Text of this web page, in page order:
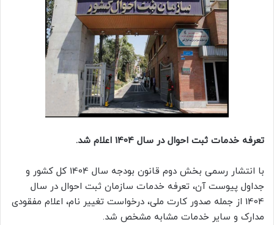
تعرفه خدمات ثبت احوال در سال 1404 اعلام شد.
با انتشار رسمی بخش دوم قانون بودجه سال 1404 کل کشور و
جداول پیوست آن، تعرفه‌ خدمات سازمان ثبت احوال در سال
1404 از جمله صدور کارت ملی، درخواست تغییر نام، اعلام مفقودی
مدارک و سایر خدمات مشابه مشخص شد.